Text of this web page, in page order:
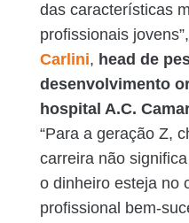
das características
profissionais
Carlini, head de
desenvolvimento
hospital A.C.
“Para a geração Z,
carreira não
o dinheiro esteja no
profissional bem-